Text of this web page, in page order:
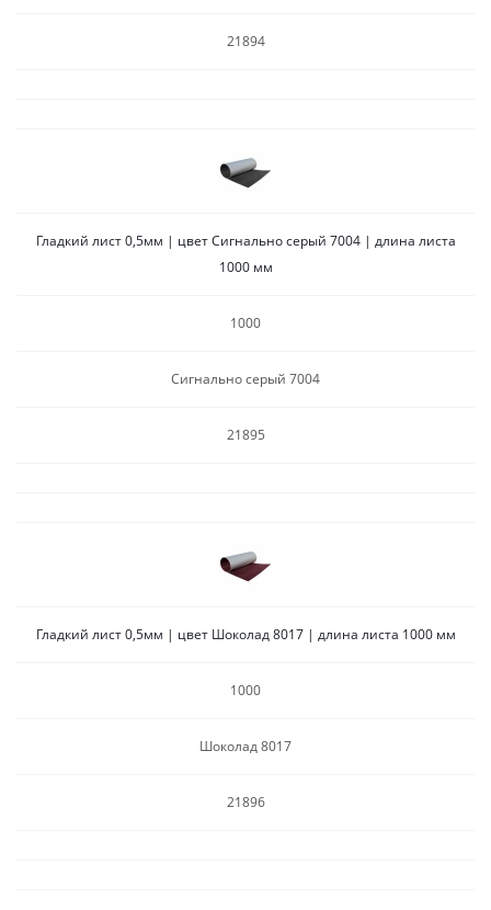
21894
Гладкий лист 0,5мм | цвет Сигнально серый 7004 | длина листа
1000 мм
1000
Сигнально серый 7004
21895
Гладкий лист 0,5мм | цвет Шоколад 8017 | длина листа 1000 мм
1000
Шоколад 8017
21896